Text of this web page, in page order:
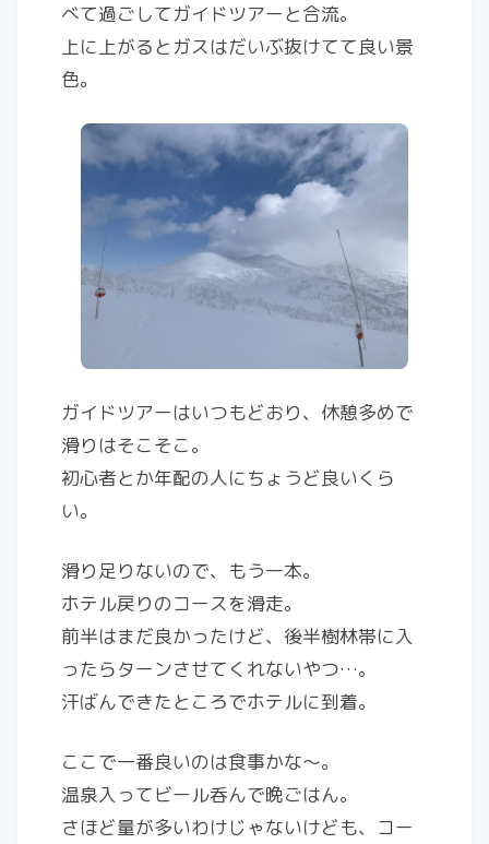
べて過ごしてガイドツアーと合流。
上に上がるとガスはだいぶ抜けてて良い景
色。
ガイドツアーはいつもどおり、休憩多めで
滑りはそこそこ。
初心者とか年配の人にちょうど良いくら
い。
滑り足りないので、もう一本。
ホテル戻りのコースを滑走。
前半はまだ良かったけど、後半樹林帯に入
ったらターンさせてくれないやつ…。
汗ばんできたところでホテルに到着。
ここで一番良いのは食事かな～。
温泉入ってビール呑んで晩ごはん。
さほど量が多いわけじゃないけども、コー